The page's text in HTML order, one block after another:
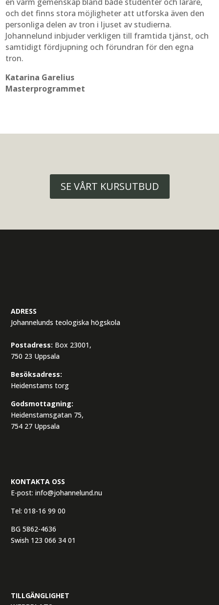
en varm gemenskap bland både studenter och lärare,
och det finns stora möjligheter att utforska även den
personliga delen av tron i ljuset av studierna.
Johannelund inbjuder verkligen till framtida tjänst, och
samtidigt fördjupning och förundran för den egna
tron.
Katarina Garelius
Masterprogrammet
SE VÅRT KURSUTBUD
ADRESS
Johannelunds teologiska högskola
Postadress: Box 23001,
750 23 Uppsala
Besöksadress:
Heidenstams torg
Godsmottagning:
Heidenstamsgatan 75,
754 27 Uppsala
KONTAKTA OSS
E-post:info@johannelund.nu
Tel:018-16 99 00
BG 5862-4636
Swish 123 066 34 01
TILLGÄNGLIGHET